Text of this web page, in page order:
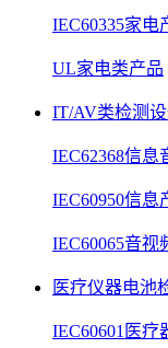
IEC60335家电
UL家电类产品
IT/AV类检测
IEC62368信息
IEC60950信息
IEC60065音视
医疗仪器电池
IEC60601医疗